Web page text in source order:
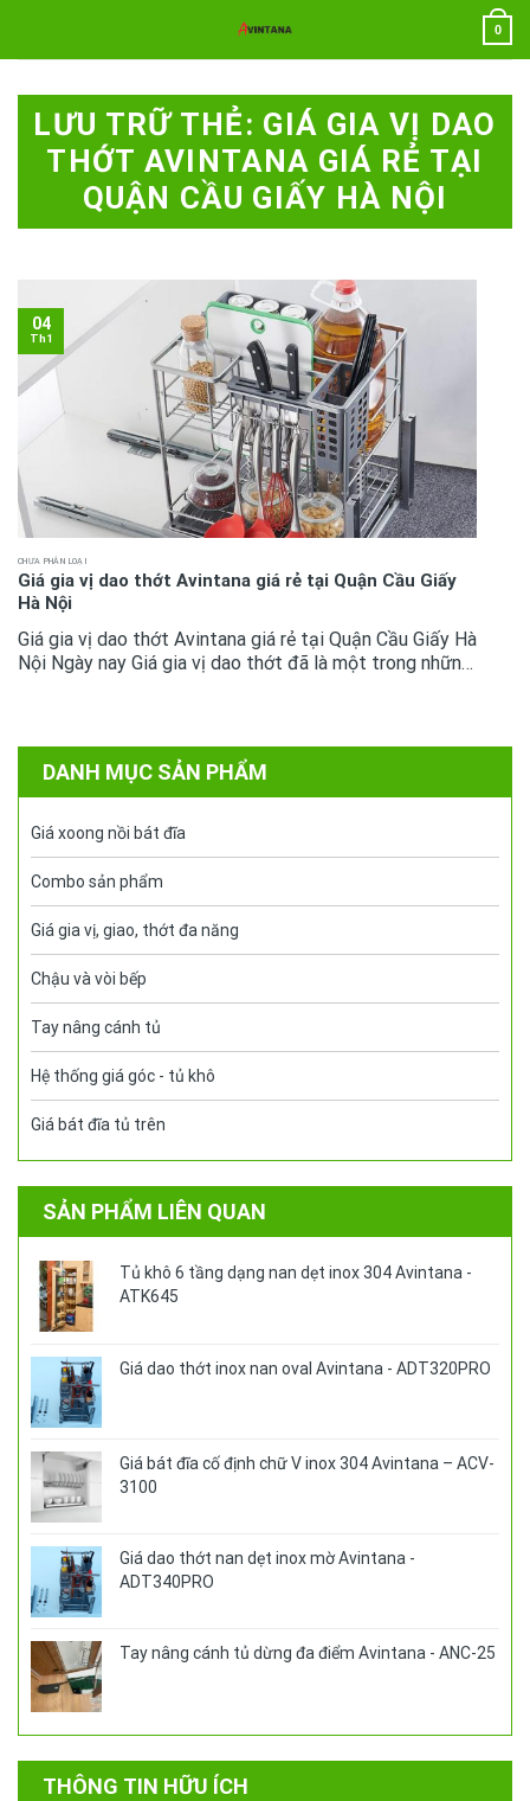
nội
0
LƯU TRỮ THẺ: GIÁ GIA VỊ DAO
THỚT AVINTANA GIÁ RẺ TẠI
QUẬN CẦU GIẤY HÀ NỘI
CHƯA PHÂN LOẠI
Giá gia vị dao thớt Avintana giá rẻ tại Quận Cầu Giấy
Hà Nội
Giá gia vị dao thớt Avintana giá rẻ tại Quận Cầu Giấy Hà
Nội Ngày nay Giá gia vị dao thớt đã là một trong những
04
Th1
DANH MỤC SẢN PHẨM
Giá xoong nồi bát đĩa
Combo sản phẩm
Giá gia vị, giao, thớt đa năng
Chậu và vòi bếp
Tay nâng cánh tủ
Hệ thống giá góc - tủ khô
Giá bát đĩa tủ trên
SẢN PHẨM LIÊN QUAN
Tủ khô 6 tầng dạng nan dẹt inox 304 Avintana -
ATK645
Giá dao thớt inox nan oval Avintana - ADT320PRO
Giá bát đĩa cố định chữ V inox 304 Avintana – ACV-
3100
Giá dao thớt nan dẹt inox mờ Avintana -
ADT340PRO
Tay nâng cánh tủ dừng đa điểm Avintana - ANC-25
THÔNG TIN HỮU ÍCH